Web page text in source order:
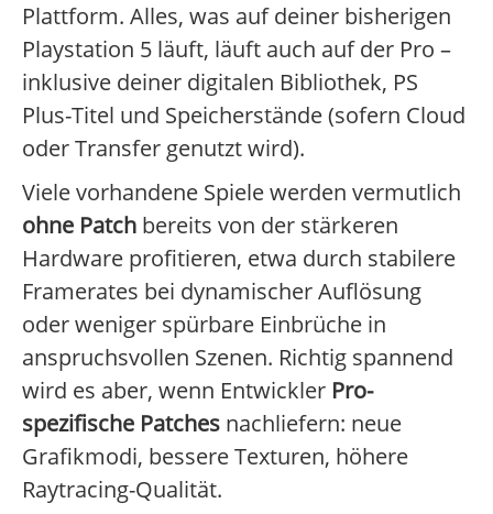
Plattform. Alles, was auf deiner bisherigen
Playstation 5 läuft, läuft auch auf der Pro –
inklusive deiner digitalen Bibliothek, PS
Plus-Titel und Speicherstände (sofern Cloud
oder Transfer genutzt wird).
Viele vorhandene Spiele werden vermutlich
ohne Patch bereits von der stärkeren
Hardware profitieren, etwa durch stabilere
Framerates bei dynamischer Auflösung
oder weniger spürbare Einbrüche in
anspruchsvollen Szenen. Richtig spannend
wird es aber, wenn Entwickler Pro-
spezifische Patches nachliefern: neue
Grafikmodi, bessere Texturen, höhere
Raytracing-Qualität.